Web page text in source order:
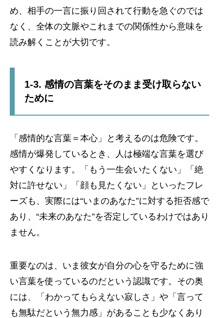
め、相手の一言に振り回されて行動を急ぐのでは
なく、全体の文脈やこれまでの関係性から意味を
読み解くことが大切です。
1-3. 感情の言葉をそのまま受け取らない
ために
「感情的な言葉＝本心」と考えるのは危険です。
感情が爆発しているとき、人は極端な言葉を選び
やすくなります。「もう一生会いたくない」「絶
対に許せない」「顔も見たくない」といったフレ
ーズも、実際には“いまのあなた”に対する拒否感で
あり、“未来のあなた”を否定しているわけではあり
ません。
重要なのは、いま彼女が自分の心を守るために強
い言葉を使っているのだという認識です。その奥
には、「わかってもらえない寂しさ」や「言って
も無駄だという無力感」があることも少なくあり